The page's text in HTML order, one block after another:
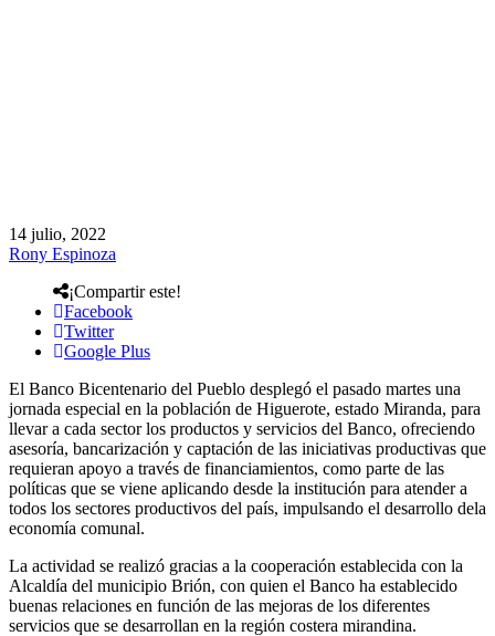
14 julio, 2022
Rony Espinoza
¡Compartir este!
Facebook
Twitter
Google Plus
El Banco Bicentenario del Pueblo desplegó el pasado martes una
jornada especial en la población de Higuerote, estado Miranda, para
llevar a cada sector los productos y servicios del Banco, ofreciendo
asesoría, bancarización y captación de las iniciativas productivas que
requieran apoyo a través de financiamientos, como parte de las
políticas que se viene aplicando desde la institución para atender a
todos los sectores productivos del país, impulsando el desarrollo dela
economía comunal.
La actividad se realizó gracias a la cooperación establecida con la
Alcaldía del municipio Brión, con quien el Banco ha establecido
buenas relaciones en función de las mejoras de los diferentes
servicios que se desarrollan en la región costera mirandina.